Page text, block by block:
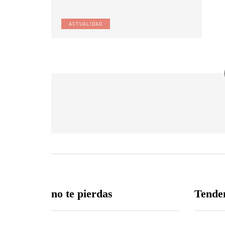
ACTUALIDAD
no te pierdas